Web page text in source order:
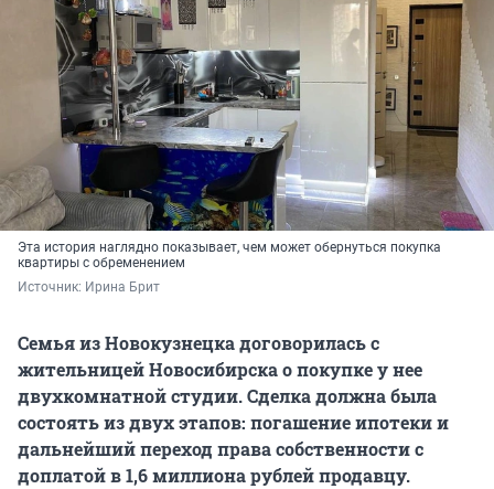
Эта история наглядно показывает, чем может обернуться покупка
квартиры с обременением
Источник: Ирина Брит
Семья из Новокузнецка договорилась с
жительницей Новосибирска о покупке у нее
двухкомнатной студии. Сделка должна была
состоять из двух этапов: погашение ипотеки и
дальнейший переход права собственности с
доплатой в 1,6 миллиона рублей продавцу.